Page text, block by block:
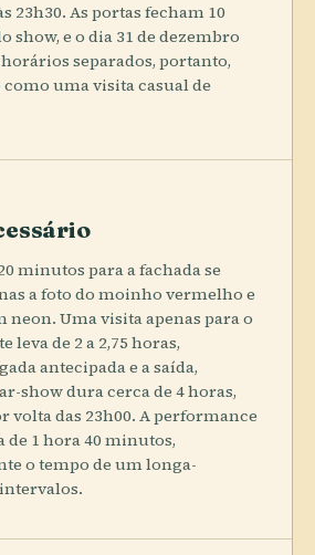
23h30. As portas fecham 10
show, e o dia 31 de dezembro
separados, portanto,
uma visita casual de
minutos para a fachada se
a foto do moinho vermelho e
neon. Uma visita apenas para o
leva de 2 a 2,75 horas,
antecipada e a saída,
show dura cerca de 4 horas,
volta das 23h00. A performance
de 1 hora 40 minutos,
o tempo de um longa-